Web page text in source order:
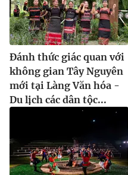
Đánh thức giác quan với
không gian Tây Nguyên
mới tại Làng Văn hóa -
Du lịch các dân tộc...